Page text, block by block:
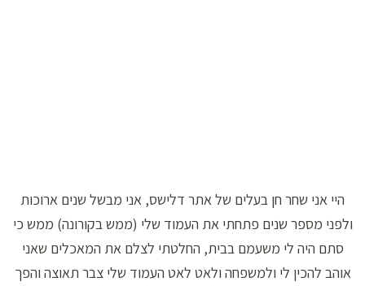
היי אני שחר חן בעלים של אתר דלישס, אני מבשל שנים ארוכות
ולפני מספר שנים פתחתי את העמוד שלי (ממש בקורונה) ממש כי
סתם היה לי משעמם בבית, החלטתי לצלם את המאכלים שאני
אוהב להכין לי ולמשפחה ולאט לאט העמוד שלי צבר תאוצה והפך